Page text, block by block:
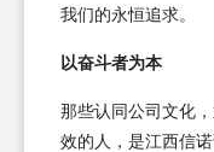
我们的永恒追求。
以奋斗者为本
那些认同公司文化
效的人，是江西信